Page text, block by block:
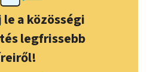
a közösségi
legfrissebb